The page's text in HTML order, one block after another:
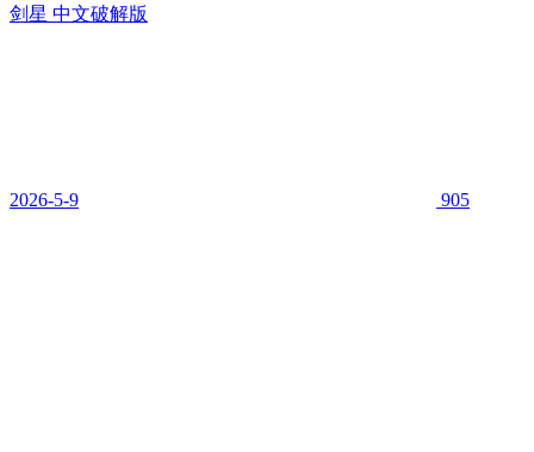
剑星 中文破解版
2026-5-9 905